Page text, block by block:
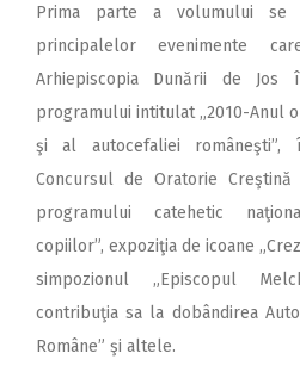
Prima parte a volumului se
principalelor evenimente
Arhiepiscopia Dunării de
programului intitulat „2010-Anul
şi al autocefaliei româneşti”,
Concursul de Oratorie
programului catehetic
copiilor”, expoziţia de icoane
simpozionul „Episcopul
contribuţia sa la dobândirea
Române” şi altele.